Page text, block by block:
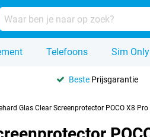
Telefoons Sim Only
Beste Prijsgarantie
Glas Clear Screenprotector POCO X8